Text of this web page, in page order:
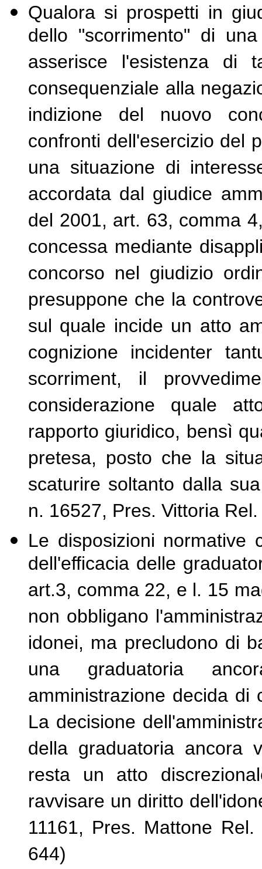
Qualora si prospetti in
dello "scorrimento" di
asserisce l'esistenza di
consequenziale alla
indizione del nuovo
confronti dell'esercizio del
una situazione di
accordata dal giudice
del 2001, art. 63, comma
concessa mediante
concorso nel giudizio
presuppone che la
sul quale incide un atto
cognizione incidenter
scorriment, il
considerazione quale
rapporto giuridico, bensì
pretesa, posto che la
scaturire soltanto dalla
n. 16527, Pres. Vittoria
Le disposizioni normative
dell'efficacia delle
art.3, comma 22, e l. 15
non obbligano
idonei, ma precludono di
una graduatoria
amministrazione decida
La decisione
della graduatoria ancora
resta un atto
ravvisare un diritto
11161, Pres. Mattone
644)